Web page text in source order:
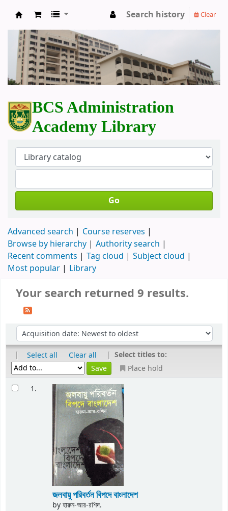
BCS Administration Academy Library
Search history Clear
BCS Administration
Academy Library
Go
Advanced search
Course reserves
Browse by hierarchy
Authority search
Recent comments
Tag cloud
Subject cloud
Most popular
Library
Your search returned 9 results.
| Select all Clear all | Select titles to:
Place hold
1.
জলবায়ু পরিবর্তন বিপদে বাংলাদেশ
byহারুন-আর-রশিদ.